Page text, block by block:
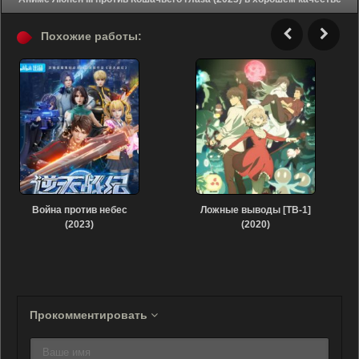
Похожие работы:
Война против небес
(2023)
Ложные выводы [ТВ-1]
(2020)
Прокомментировать